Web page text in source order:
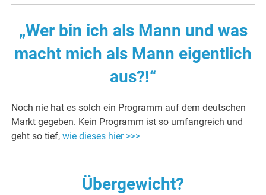
„Wer bin ich als Mann und was
macht mich als Mann eigentlich
aus?!“
Noch nie hat es solch ein Programm auf dem deutschen
Markt gegeben. Kein Programm ist so umfangreich und
geht so tief,wie dieses hier >>>
Übergewicht?